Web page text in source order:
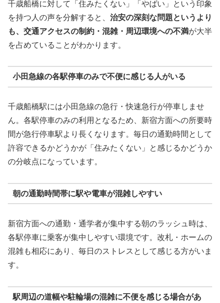
千歳船橋に対して「住みたくない」「やばい」という印象
を持つ人の声を分解すると、 治安の深刻な問題というより
も、交通アクセスの制約・混雑・周辺環境への不満が大半
を占めていることがわかります。
小田急線の各駅停車のみで不便に感じる人がいる
千歳船橋駅には小田急線の急行・快速急行が停車しませ
ん。各駅停車のみの利用となるため、新宿方面への所要時
間が急行停車駅より長くなります。毎日の通勤時間として
許容できるかどうかが「住みたくない」と感じるかどうか
の分岐点になっています。
朝の通勤時間帯に駅や電車が混雑しやすい
新宿方面への通勤・通学者が集中する朝のラッシュ時は、
各駅停車に乗客が集中しやすい環境です。改札・ホームの
混雑も相応にあり、毎日のストレスとして感じる方がいま
す。
駅周辺の道幅や駐輪場の混雑に不便を感じる場合があ